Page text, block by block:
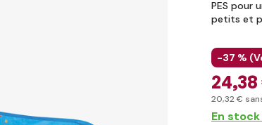
PES pour
petits et
-37 % (
24
20,32 €
En